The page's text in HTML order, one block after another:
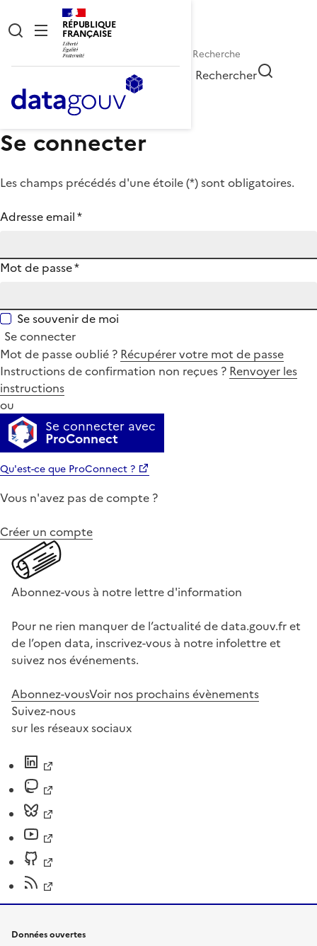
RÉPUBLIQUE
FRANÇAISE
Rechercher
Se connecter
Les champs précédés d'une étoile (*) sont obligatoires.
Adresse email*
Mot de passe*
Se souvenir de moi
Se connecter
Mot de passe oublié ? Récupérer votre mot de passe
Instructions de confirmation non reçues ? Renvoyer les
instructions
ou
Se connecter avec
ProConnect
Qu'est-ce que ProConnect ?
Vous n'avez pas de compte ?
Créer un compte
Abonnez-vous à notre lettre d'information
Pour ne rien manquer de l’actualité de data.gouv.fr et
de l’open data, inscrivez-vous à notre infolettre et
suivez nos événements.
Abonnez-vousVoir nos prochains évènements
Suivez-nous
sur les réseaux sociaux
Données ouvertes